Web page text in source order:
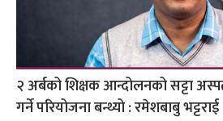
२ अर्बको शिक्षक आन्दोलनको सट्टा
गर्ने परियोजना बन्थ्यो : रमेशबाबु भट्टराई